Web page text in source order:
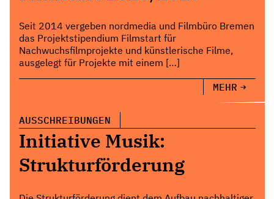
Seit 2014 vergeben nordmedia und Filmbüro Bremen
das Projektstipendium Filmstart für
Nachwuchsfilmprojekte und künstlerische Filme,
ausgelegt für Projekte mit einem […]
MEHR
AUSSCHREIBUNGEN
Initiative Musik:
Strukturförderung